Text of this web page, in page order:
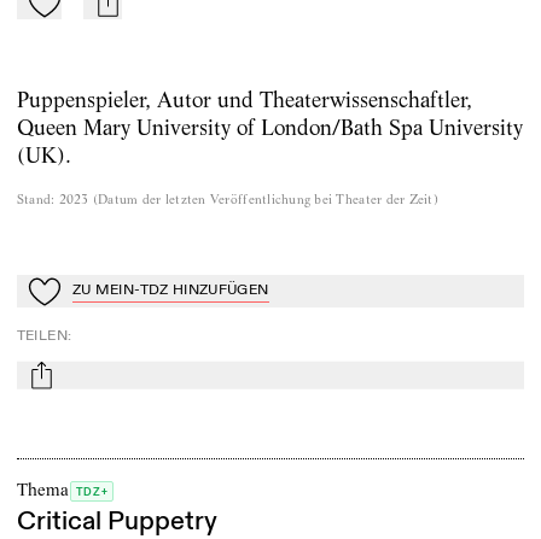
Zu Mein-TdZ hinzufügen
mail
Puppenspieler, Autor und Theaterwissenschaftler,
Queen Mary University of London/Bath Spa University
(UK).
Stand: 2023 (Datum der letzten Veröffentlichung bei Theater der Zeit )
Zu Mein-TdZ hinzufügen
ZU MEIN-TDZ HINZUFÜGEN
TEILEN:
mail
Thema TDZ+
Critical Puppetry